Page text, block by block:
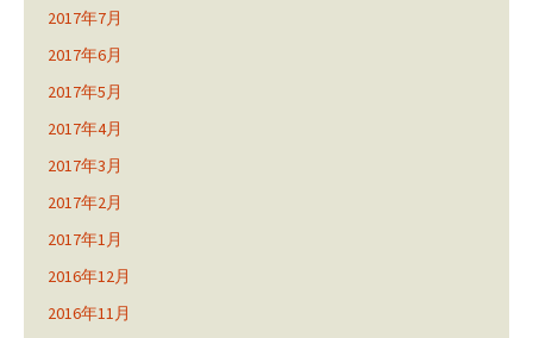
2017年7月
2017年6月
2017年5月
2017年4月
2017年3月
2017年2月
2017年1月
2016年12月
2016年11月